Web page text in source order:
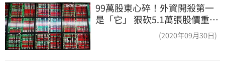
99萬股東心碎！外資開殺第一
是「它」 狠砍5.1萬張股價重挫
(2020年09月30日)